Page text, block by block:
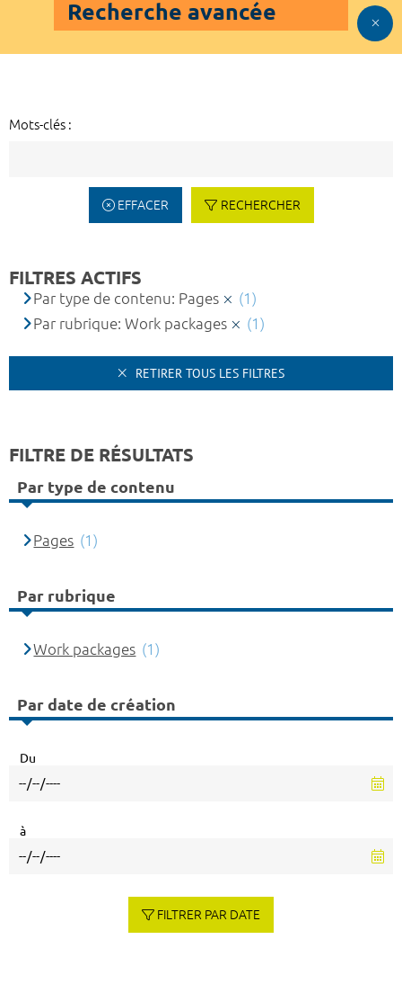
Recherche avancée
Mots-clés :
EFFACER RECHERCHER
FILTRES ACTIFS
Par type de contenu: Pages
(1)
Par rubrique: Work packages
(1)
RETIRER TOUS LES FILTRES
FILTRE DE RÉSULTATS
Par type de contenu
Pages (1)
Par rubrique
Work packages (1)
Par date de création
Du
à
FILTRER PAR DATE